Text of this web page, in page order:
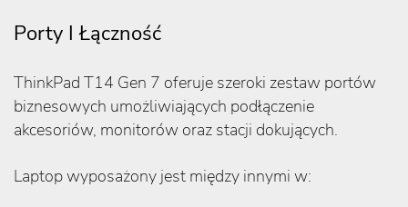
Porty I Łączność
ThinkPad T14 Gen 7 oferuje szeroki zestaw portów
biznesowych umożliwiających podłączenie
akcesoriów, monitorów oraz stacji dokujących.
Laptop wyposażony jest między innymi w: